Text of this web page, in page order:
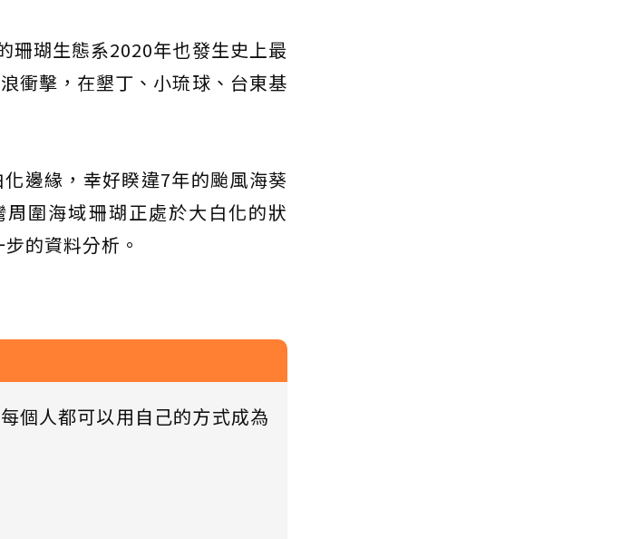
珊瑚生態系2020年也發生史上最
衝擊，在墾丁、小琉球、台東基
邊緣，幸好睽違7年的颱風海葵
圍海域珊瑚正處於大白化的狀
的資料分析。
個人都可以用自己的方式成為